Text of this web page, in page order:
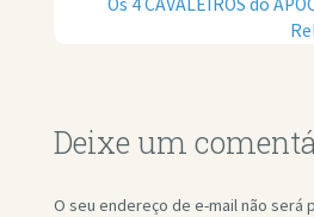
Deixe um
O seu endereço de e-mail não será